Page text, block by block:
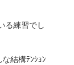
る練習でし
結構ﾃﾝｼｮﾝ